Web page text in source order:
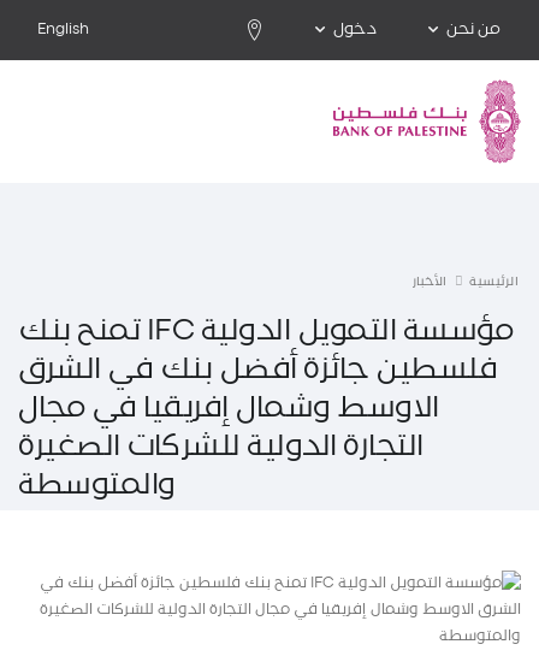
من نحن دخول English
الرئيسية الأخبار
مؤسسة التمويل الدولية IFC تمنح بنك
فلسطين جائزة أفضل بنك في الشرق
الاوسط وشمال إفريقيا في مجال
التجارة الدولية للشركات الصغيرة
والمتوسطة